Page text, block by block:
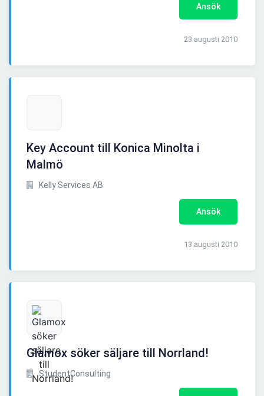
Ansök
23 augusti 2010
Key Account till Konica Minolta i
Malmö
Kelly Services AB
Ansök
13 augusti 2010
Glamox söker säljare till Norrland!
StudentConsulting